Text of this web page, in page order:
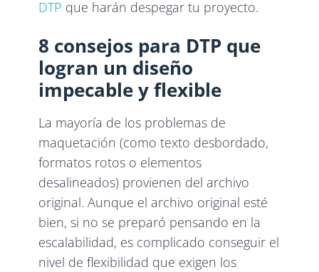
DTP que harán despegar tu proyecto.
8 consejos para DTP que
logran un diseño
impecable y flexible
La mayoría de los problemas de
maquetación (como texto desbordado,
formatos rotos o elementos
desalineados) provienen del archivo
original. Aunque el archivo original esté
bien, si no se preparó pensando en la
escalabilidad, es complicado conseguir el
nivel de flexibilidad que exigen los